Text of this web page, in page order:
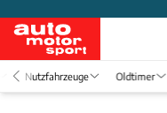
Nutzfahrzeuge Oldtimer